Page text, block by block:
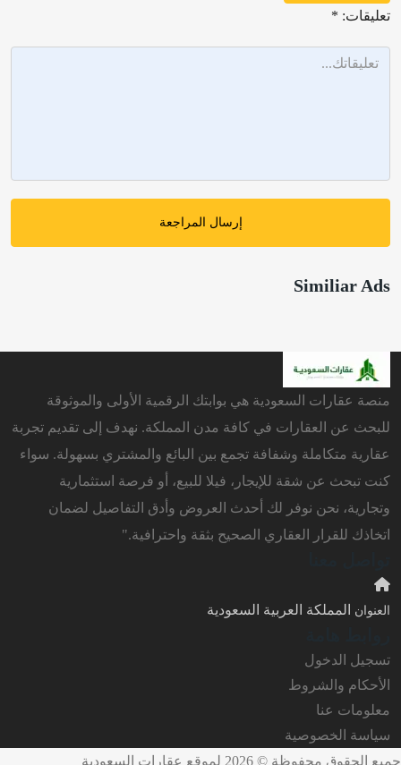
تعليقات: *
إرسال المراجعة
Similiar Ads
منصة عقارات السعودية هي بوابتك الرقمية الأولى والموثوقة
للبحث عن العقارات في كافة مدن المملكة. نهدف إلى تقديم تجربة
عقارية متكاملة وشفافة تجمع بين البائع والمشتري بسهولة. سواء
كنت تبحث عن شقة للإيجار، فيلا للبيع، أو فرصة استثمارية
وتجارية، نحن نوفر لك أحدث العروض وأدق التفاصيل لضمان
اتخاذك للقرار العقاري الصحيح بثقة واحترافية."
العنوان المملكة العربية السعودية
تسجيل الدخول
الأحكام والشروط
معلومات عنا
سياسة الخصوصية
جميع الحقوق محفوظة © 2026 لموقع عقارات السعودية